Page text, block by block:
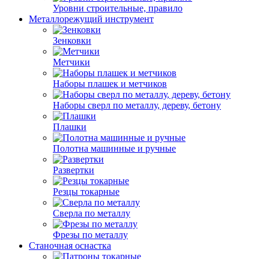
Уровни строительные, правило
Металлорежущий инструмент
Зенковки
Метчики
Наборы плашек и метчиков
Наборы сверл по металлу, дереву, бетону
Плашки
Полотна машинные и ручные
Развертки
Резцы токарные
Сверла по металлу
Фрезы по металлу
Станочная оснастка